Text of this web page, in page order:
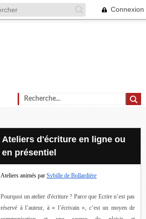
Connexion
Ateliers d'écriture en ligne ou
en présentiel
Ateliers animés par Sybille de Bollardière
Pourquoi un atelier d'écriture ? Parce que Ecrire n’est pas
réservé à l’auteur, à « l’écrivain », c’est un moyen de